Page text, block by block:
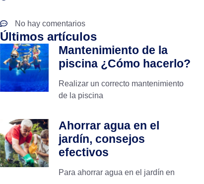
No hay comentarios
Últimos artículos
Mantenimiento de la
piscina ¿Cómo hacerlo?
Realizar un correcto mantenimiento
de la piscina
Ahorrar agua en el
jardín, consejos
efectivos
Para ahorrar agua en el jardín en